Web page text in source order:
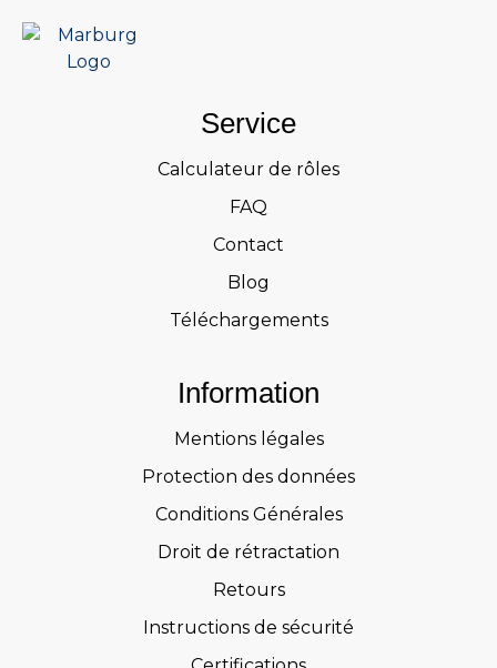
Service
Calculateur de rôles
FAQ
Contact
Blog
Téléchargements
Information
Mentions légales
Protection des données
Conditions Générales
Droit de rétractation
Retours
Instructions de sécurité